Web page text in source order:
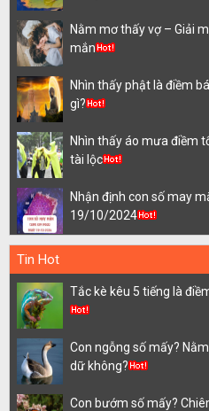
Nằm mơ thấy vợ – Giải
mắn
Nhìn thấy phật là điềm
gì?
Nhìn thấy áo mưa điềm
tài lộc
Nhận định con số may
19/10/2024
Tin Hot
Tắc kè kêu 5 tiếng là
Con ngỗng số mấy?
dữ không?
Con bướm số mấy?